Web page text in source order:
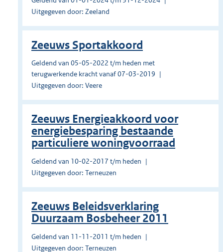
Uitgegeven door: Zeeland
Zeeuws Sportakkoord
Geldend van 05-05-2022 t/m heden met
terugwerkende kracht vanaf 07-03-2019
Uitgegeven door: Veere
Zeeuws Energieakkoord voor
energiebesparing bestaande
particuliere woningvoorraad
Geldend van 10-02-2017 t/m heden
Uitgegeven door: Terneuzen
Zeeuws Beleidsverklaring
Duurzaam Bosbeheer 2011
Geldend van 11-11-2011 t/m heden
Uitgegeven door: Terneuzen